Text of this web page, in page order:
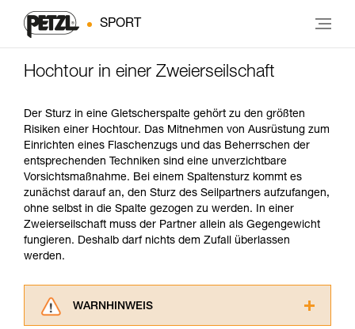
SPORT
Hochtour in einer Zweierseilschaft
Der Sturz in eine Gletscherspalte gehört zu den größten
Risiken einer Hochtour. Das Mitnehmen von Ausrüstung zum
Einrichten eines Flaschenzugs und das Beherrschen der
entsprechenden Techniken sind eine unverzichtbare
Vorsichtsmaßnahme. Bei einem Spaltensturz kommt es
zunächst darauf an, den Sturz des Seilpartners aufzufangen,
ohne selbst in die Spalte gezogen zu werden. In einer
Zweierseilschaft muss der Partner allein als Gegengewicht
fungieren. Deshalb darf nichts dem Zufall überlassen
werden.
WARNHINWEIS